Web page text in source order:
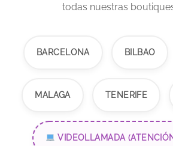
todas nuestras
BARCELONA BILBAO
MALAGA TENERIFE
VIDEOLLAMADA